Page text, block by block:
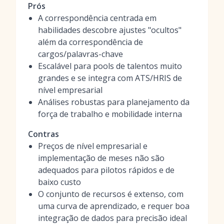
Prós
A correspondência centrada em
habilidades descobre ajustes "ocultos"
além da correspondência de
cargos/palavras-chave
Escalável para pools de talentos muito
grandes e se integra com ATS/HRIS de
nível empresarial
Análises robustas para planejamento da
força de trabalho e mobilidade interna
Contras
Preços de nível empresarial e
implementação de meses não são
adequados para pilotos rápidos e de
baixo custo
O conjunto de recursos é extenso, com
uma curva de aprendizado, e requer boa
integração de dados para precisão ideal